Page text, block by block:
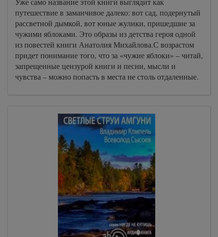
путешествие в заманчивое далеко: вот сад, подернутый
рассветной дымкой, вот юные жулики, пришедшие за
чужими яблоками. Это образы из детства героя одной
из повестей книги Анатолия Михайлова.С возрастом
придет понимание того, что за «чужие яблоки» – читай,
запрещенные цензурой книги и песни, мысли и
чувства – можно попасть в места не столь отдаленные.